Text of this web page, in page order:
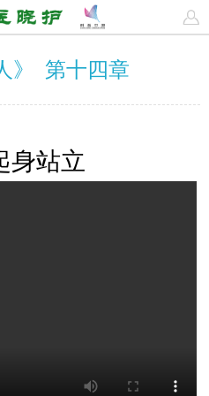
》 第十四章
身站立